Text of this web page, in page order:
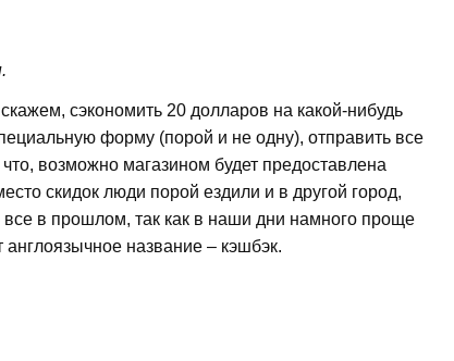
сэкономить 20 долларов на какой-нибудь
форму (порой и не одну), отправить все
возможно магазином будет предоставлена
скидок люди порой ездили и в другой город,
в прошлом, так как в наши дни намного проще
название – кэшбэк.